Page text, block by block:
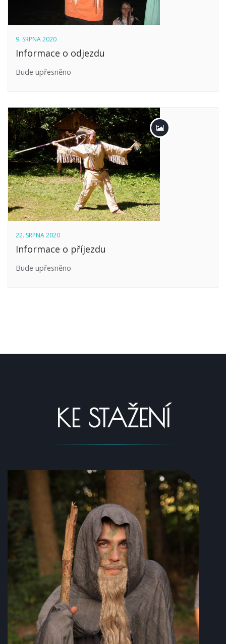
9. SRPNA 2020
Informace o odjezdu
Bude upřesněno
22. SRPNA 2020
Informace o příjezdu
Bude upřesněno
KE STAŽENÍ